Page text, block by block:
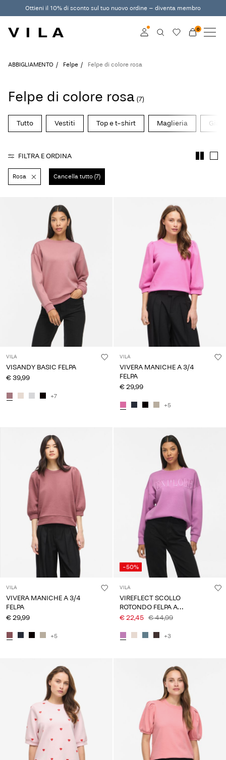
Ottieni il 10% di sconto sul tuo nuovo ordine – diventa membro
Accedi
Club
0
NUOVI ARRIVI
ABBIGLIAMENTO
VILA CLUB
ROUGE EDIT
siamo
Italia
ABBIGLIAMENTO Felpe Felpe di colore rosa
Felpe di colore rosa (7)
Tutto Vestiti Top e t-shirt Maglieria
FILTRA E ORDINA
Rosa Cancella tutto (7)
VILA
VISANDY BASIC FELPA
€ 39,99
+7
VILA
VIVERA MANICHE A 3/4
FELPA
€ 29,99
+5
VILA
VIVERA MANICHE A 3/4
FELPA
€ 29,99
+5
-50%
VILA
VIREFLECT SCOLLO
ROTONDO FELPA A
MANICHE LUNGHE
€ 22,45 € 44,99
+3